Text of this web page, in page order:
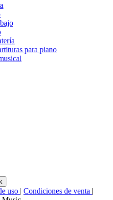
para piano
uso | Condiciones de venta |